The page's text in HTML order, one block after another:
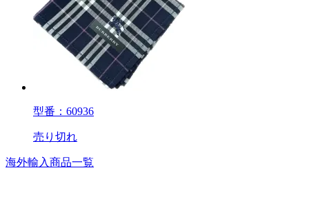
型番：60936
売り切れ
海外輸入商品一覧